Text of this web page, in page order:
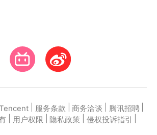
服务条款 商务洽谈 腾讯招聘
用户权限 隐私政策 侵权投诉指引